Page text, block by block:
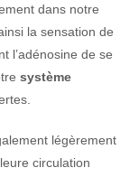
dans notre
la sensation de
l’adénosine de se
système
légèrement
circulation